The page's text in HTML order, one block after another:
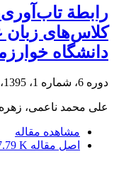
رابطة
کلاس‌های زبان
دانشگاه
دوره 6، شماره 1، 1395، صفحه
علی محمد ناعمی،
مشاهده مقاله
اصل مقاله K